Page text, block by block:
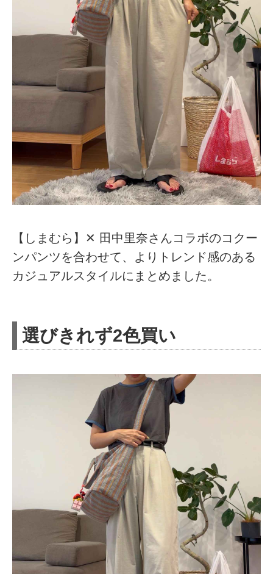
【しまむら】✕ 田中里奈さんコラボのコクー
ンパンツを合わせて、よりトレンド感のある
カジュアルスタイルにまとめました。
選びきれず2色買い